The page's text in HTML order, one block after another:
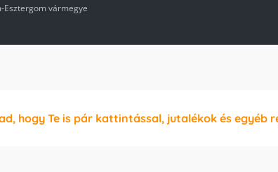
Esztergom vármegye
hogy Te is pár kattintással, jutalékok és egyéb